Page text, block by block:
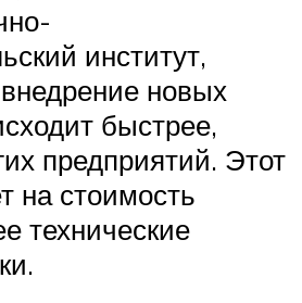
институт,
новых
быстрее,
предприятий. Этот
на стоимость
технические